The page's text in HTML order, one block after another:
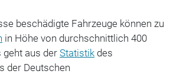
beschädigte Fahrzeuge können zu
in Höhe von durchschnittlich 400
geht aus derStatistikdes
der Deutschen